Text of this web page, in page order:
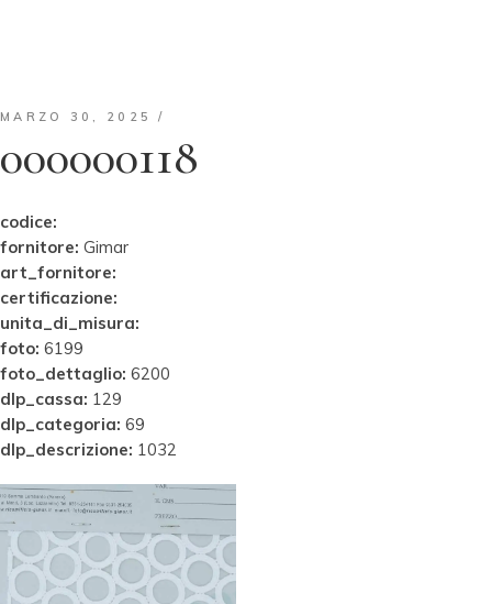
MARZO 30, 2025
000000118
codice:
fornitore: Gimar
art_fornitore:
certificazione:
unita_di_misura:
foto: 6199
foto_dettaglio: 6200
dlp_cassa: 129
dlp_categoria: 69
dlp_descrizione: 1032